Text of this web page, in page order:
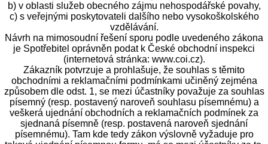
b) v oblasti služeb obecného zájmu nehospodářské povahy,
c) s veřejnými poskytovateli dalšího nebo vysokoškolského
vzdělávání.
Návrh na mimosoudní řešení sporu podle uvedeného zákona
je Spotřebitel oprávněn podat k České obchodní inspekci
(internetová stránka: www.coi.cz).
Zákazník potvrzuje a prohlašuje, že souhlas s těmito
obchodními a reklamačními podmínkami učiněný zejména
způsobem dle odst. 1, se mezi účastníky považuje za souhlas
písemný (resp. postavený naroveň souhlasu písemnému) a
veškerá ujednání obchodních a reklamačních podmínek za
sjednaná písemně (resp. postavená naroveň sjednání
písemnému). Tam kde tedy zákon výslovně vyžaduje pro